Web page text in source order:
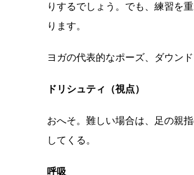
りするでしょう。でも、練習を
ります。
ヨガの代表的なポーズ、ダウン
ドリシュティ（視点）
おへそ。難しい場合は、足の親
してくる。
呼吸